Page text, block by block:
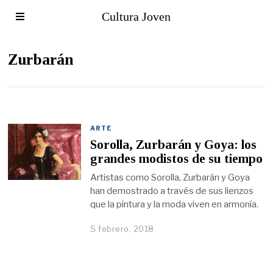
Cultura Joven
Zurbarán
ARTE
Sorolla, Zurbarán y Goya: los
grandes modistos de su tiempo
Artistas como Sorolla, Zurbarán y Goya
han demostrado a través de sus lienzos
que la pintura y la moda viven en armonía.
5 febrero, 2018